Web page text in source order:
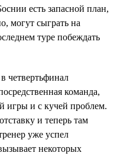
есть запасной план,
могут сыграть на
туре побеждать
четвертьфинал
команда,
игры и с кучей проблем.
и теперь там
уже успел
некоторых